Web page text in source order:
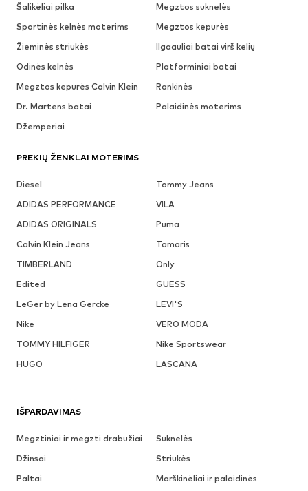
Šalikėliai pilka
Megztos suknelės
Sportinės kelnės moterims
Megztos kepurės
Žieminės striukės
Ilgaauliai batai virš kelių
Odinės kelnės
Platforminiai batai
Megztos kepurės Calvin Klein
Rankinės
Dr. Martens batai
Palaidinės moterims
Džemperiai
PREKIŲ ŽENKLAI MOTERIMS
Diesel
Tommy Jeans
ADIDAS PERFORMANCE
VILA
ADIDAS ORIGINALS
Puma
Calvin Klein Jeans
Tamaris
TIMBERLAND
Only
Edited
GUESS
LeGer by Lena Gercke
LEVI'S
Nike
VERO MODA
TOMMY HILFIGER
Nike Sportswear
HUGO
LASCANA
IŠPARDAVIMAS
Megztiniai ir megzti drabužiai
Suknelės
Džinsai
Striukės
Paltai
Marškinėliai ir palaidinės